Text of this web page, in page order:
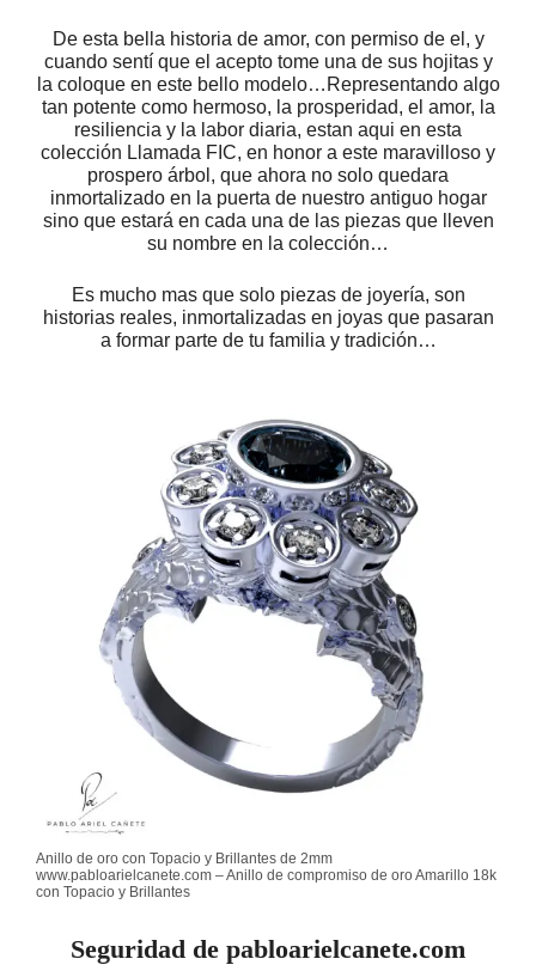
De esta bella historia de amor, con permiso de el, y
cuando sentí que el acepto tome una de sus hojitas y
la coloque en este bello modelo…Representando algo
tan potente como hermoso, la prosperidad, el amor, la
resiliencia y la labor diaria, estan aqui en esta
colección Llamada FIC, en honor a este maravilloso y
prospero árbol, que ahora no solo quedara
inmortalizado en la puerta de nuestro antiguo hogar
sino que estará en cada una de las piezas que lleven
su nombre en la colección…
Es mucho mas que solo piezas de joyería, son
historias reales, inmortalizadas en joyas que pasaran
a formar parte de tu familia y tradición…
Anillo de oro con Topacio y Brillantes de 2mm
www.pabloarielcanete.com – Anillo de compromiso de oro Amarillo 18k
con Topacio y Brillantes
Seguridad de pabloarielcanete.com